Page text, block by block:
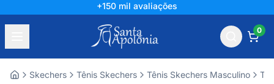
+150 mil avaliações
0
Skechers Tênis Skechers Tênis Skechers Masculino